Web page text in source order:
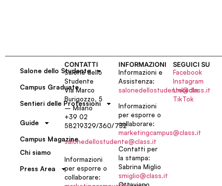
Salone dello Studente
Campus Graduate
Sentieri delle Professioni
Guide
Campus Magazine
Chi siamo
Press Area
CONTATTI
Salone dello
Studente
Via Marco
Burigozzo, 5
– Milano
+39 02
58219329/360/732
salonedellostudente@class.it
Informazioni
per esporre o
collaborare:
INFORMAZIONI
Informazioni e
Assistenza:
salonedellostudente@class.it
Informazioni
per esporre o
collaborare:
marketingcampus@class.it
Contatti per
la stampa:
Sabrina Miglio
smiglio@class.it
Ottaviano
SEGUICI SU
Facebook
Instagram
LinkedIn
TikTok